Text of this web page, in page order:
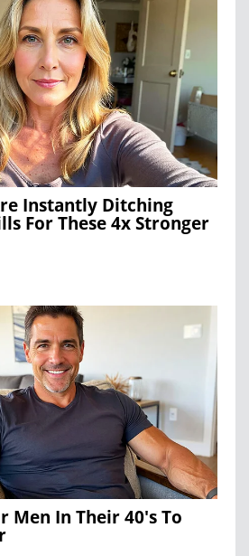
Instantly Ditching
For These 4x Stronger
Men In Their 40's To